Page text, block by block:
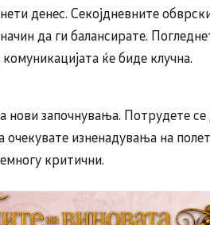
денес. Секојдневните
да ги балансирате.
ќе биде клучна.
нови започнувања. Потрудете се
изненадувања на
критични.